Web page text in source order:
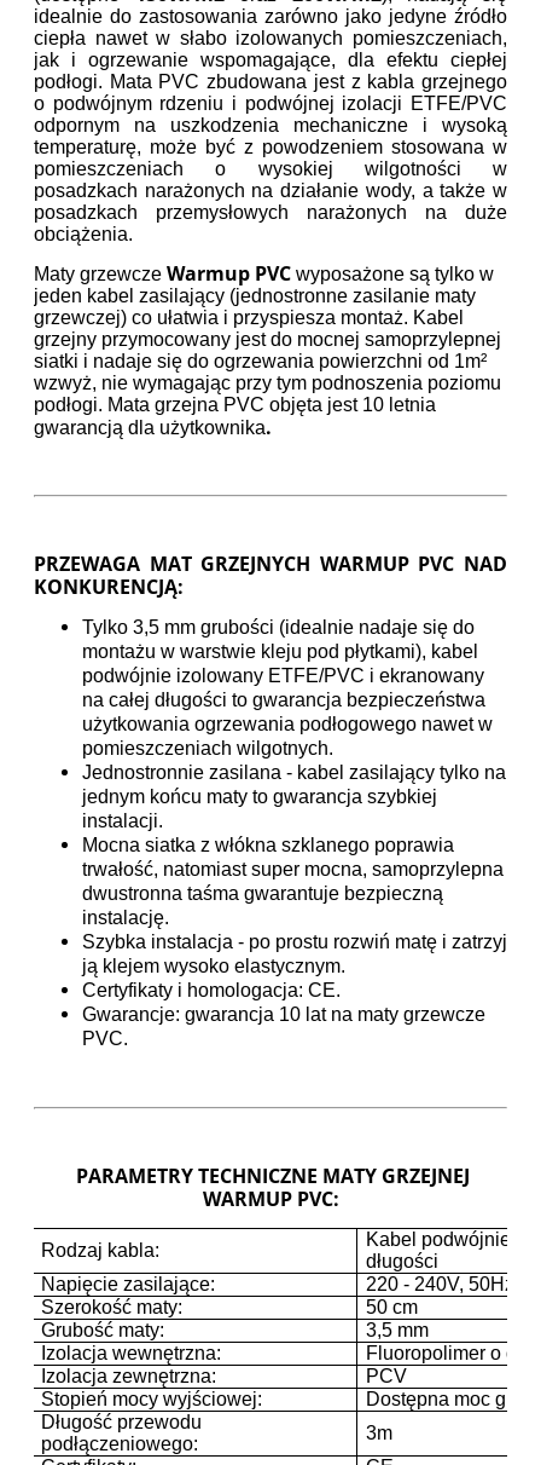
idealnie do zastosowania zarówno jako jedyne źródło
ciepła nawet w słabo izolowanych pomieszczeniach,
jak i ogrzewanie wspomagające, dla efektu ciepłej
podłogi. Mata PVC zbudowana jest z kabla grzejnego
o podwójnym rdzeniu i podwójnej izolacji ETFE/PVC
odpornym na uszkodzenia mechaniczne i wysoką
temperaturę, może być z powodzeniem stosowana w
pomieszczeniach o wysokiej wilgotności w
posadzkach narażonych na działanie wody, a także w
posadzkach przemysłowych narażonych na duże
obciążenia.
Maty grzewcze Warmup PVC wyposażone są tylko w
jeden kabel zasilający (jednostronne zasilanie maty
grzewczej) co ułatwia i przyspiesza montaż. Kabel
grzejny przymocowany jest do mocnej samoprzylepnej
siatki i nadaje się do ogrzewania powierzchni od 1m²
wzwyż, nie wymagając przy tym podnoszenia poziomu
podłogi. Mata grzejna PVC objęta jest 10 letnia
gwarancją dla użytkownika.
PRZEWAGA MAT GRZEJNYCH WARMUP PVC NAD
KONKURENCJĄ:
Tylko 3,5 mm grubości (idealnie nadaje się do
montażu w warstwie kleju pod płytkami), kabel
podwójnie izolowany ETFE/PVC i ekranowany
na całej długości to gwarancja bezpieczeństwa
użytkowania ogrzewania podłogowego nawet w
pomieszczeniach wilgotnych.
Jednostronnie zasilana - kabel zasilający tylko na
jednym końcu maty to gwarancja szybkiej
instalacji.
Mocna siatka z włókna szklanego poprawia
trwałość, natomiast super mocna, samoprzylepna
dwustronna taśma gwarantuje bezpieczną
instalację.
Szybka instalacja - po prostu rozwiń matę i zatrzyj
ją klejem wysoko elastycznym.
Certyfikaty i homologacja: CE.
Gwarancje: gwarancja 10 lat na maty grzewcze
PVC.
PARAMETRY TECHNICZNE MATY GRZEJNEJ
WARMUP PVC:
Rodzaj kabla:
Kabel podwójnie
długości
Napięcie zasilające:
220 - 240V, 50Hz
Szerokość maty:
50 cm
Grubość maty:
3,5 mm
Izolacja wewnętrzna:
Fluoropolimer o
Izolacja zewnętrzna:
PCV
Stopień mocy wyjściowej:
Dostępna moc
Długość przewodu
podłączeniowego:
3m